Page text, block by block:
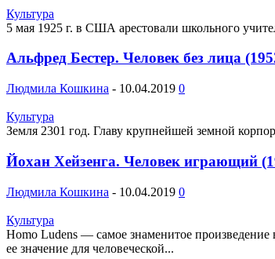
Культура
5 мая 1925 г. в США арестовали школьного
Альфред Бестер. Человек без лица
Людмила Кошкина - 10.04.2019 0
Культура
Земля 2301 год. Главу крупнейшей земной
Йохан Хейзенга. Человек играющий
Людмила Кошкина - 10.04.2019 0
Культура
Homo Ludens — cамое знаменитое
ее значение для человеческой...